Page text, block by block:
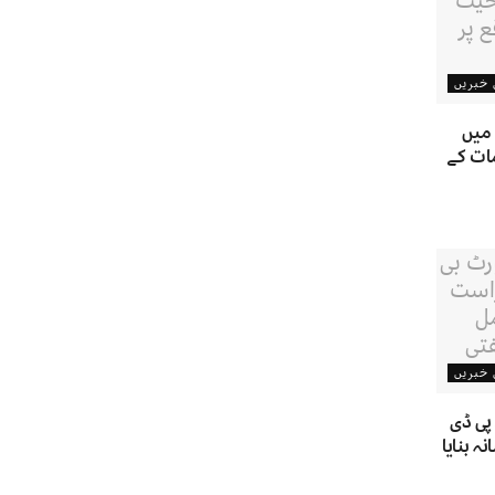
خبریں
میں
کے
خبریں
ڈی
بنایا